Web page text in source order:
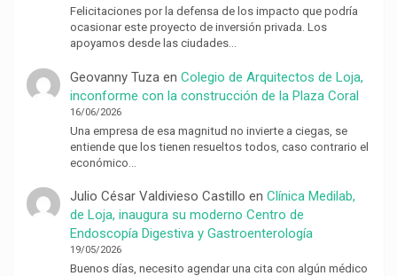
Felicitaciones por la defensa de los impacto que podría
ocasionar este proyecto de inversión privada. Los
apoyamos desde las ciudades…
Geovanny Tuzaen Colegio de Arquitectos de Loja,
inconforme con la construcción de la Plaza Coral
16/06/2026
Una empresa de esa magnitud no invierte a ciegas, se
entiende que los tienen resueltos todos, caso contrario el
económico…
Julio César Valdivieso Castillo en Clínica Medilab,
de Loja, inaugura su moderno Centro de
Endoscopía Digestiva y Gastroenterología
19/05/2026
Buenos días, necesito agendar una cita con algún médico